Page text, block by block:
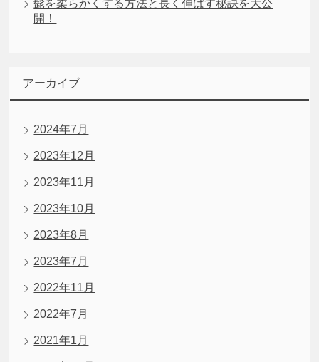
髭を柔らかくする方法と長く伸ばす秘訣を大公
開！
アーカイブ
2024年7月
2023年12月
2023年11月
2023年10月
2023年8月
2023年7月
2022年11月
2022年7月
2021年1月